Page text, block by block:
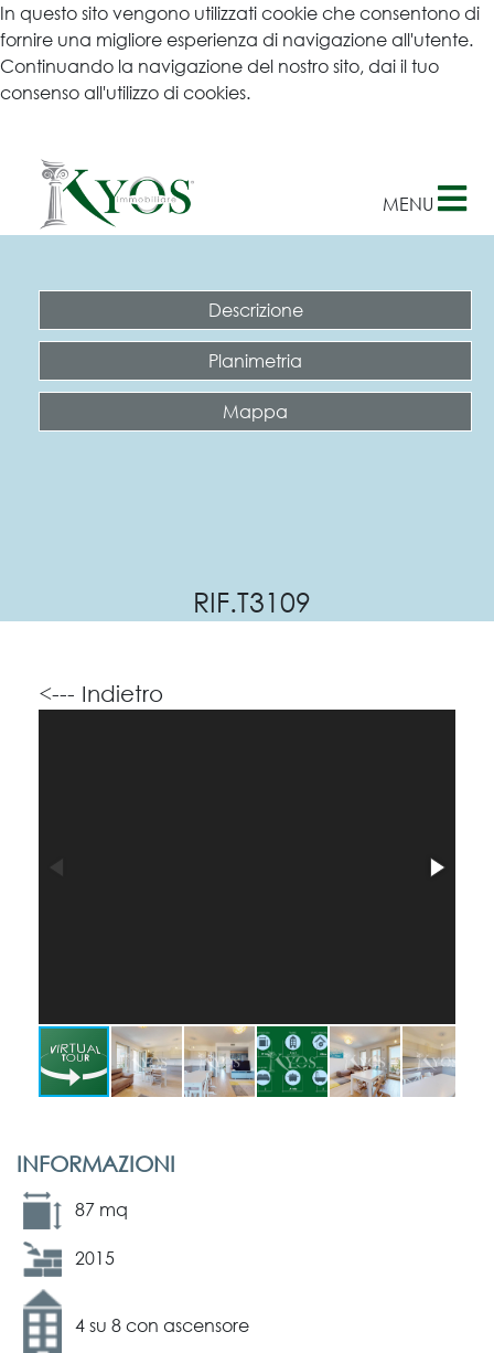
In questo sito vengono utilizzati cookie che consentono di
fornire una migliore esperienza di navigazione all'utente.
Continuando la navigazione del nostro sito, dai il tuo
consenso all'utilizzo di cookies.
×
MENU
Descrizione
Planimetria
Mappa
RIF.T3109
<--- Indietro
INFORMAZIONI
87 mq
2015
4 su 8 con ascensore